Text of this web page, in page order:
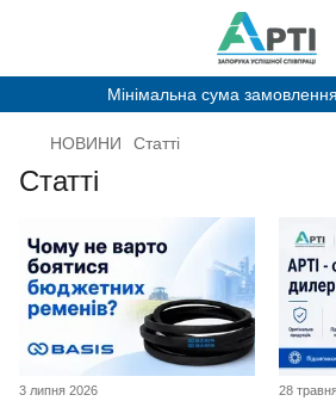
Мінімальна сума
НОВИНИ Статті
Статті
3 липня 2026 28